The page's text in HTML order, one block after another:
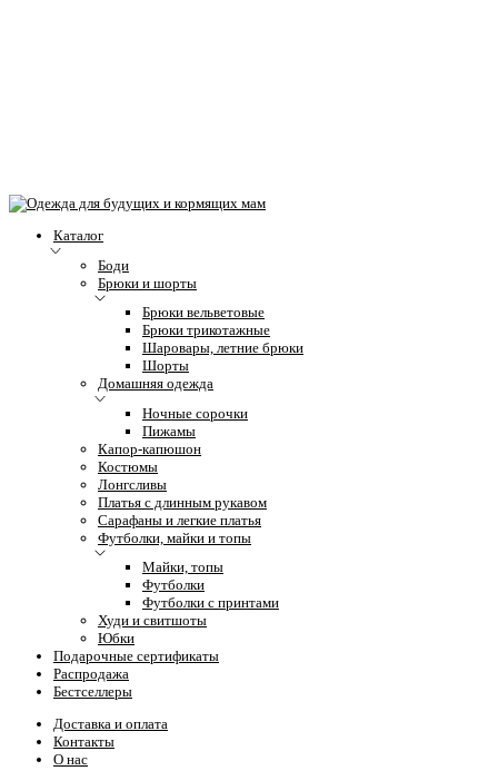
Каталог
Боди
Брюки и шорты
Брюки вельветовые
Брюки трикотажные
Шаровары, летние брюки
Шорты
Домашняя одежда
Ночные сорочки
Пижамы
Капор-капюшон
Костюмы
Лонгсливы
Платья с длинным рукавом
Сарафаны и легкие платья
Футболки, майки и топы
Майки, топы
Футболки
Футболки с принтами
Худи и свитшоты
Юбки
Подарочные сертификаты
Распродажа
Бестселлеры
Доставка и оплата
Контакты
О нас